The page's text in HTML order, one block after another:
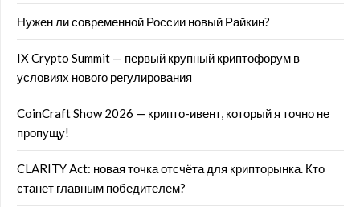
Нужен ли современной России новый Райкин?
IX Crypto Summit — первый крупный криптофорум в
условиях нового регулирования
CoinCraft Show 2026 — крипто-ивент, который я точно не
пропущу!
CLARITY Act: новая точка отсчёта для крипторынка. Кто
станет главным победителем?